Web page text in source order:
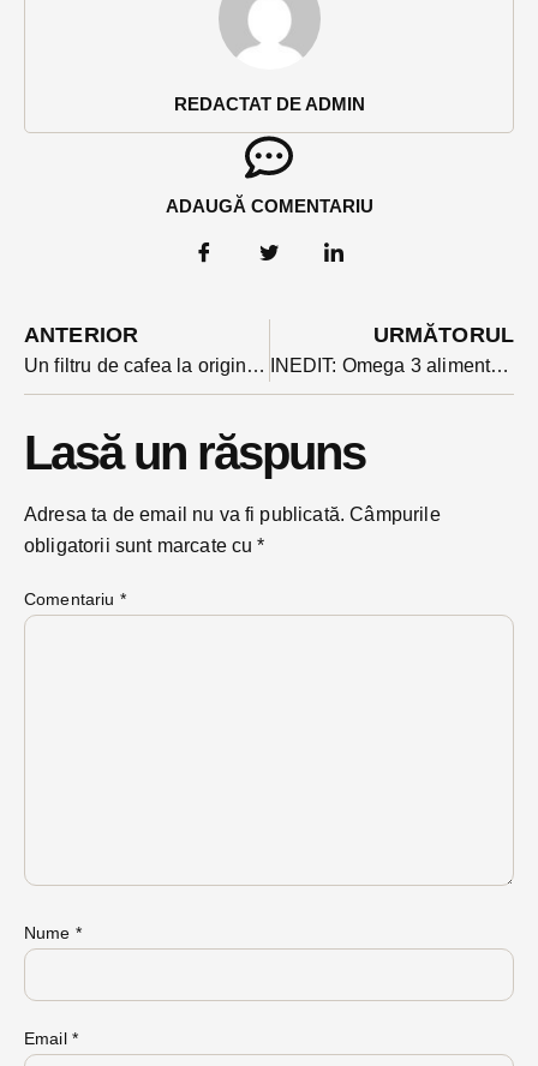
REDACTAT DE ADMIN
ADAUGĂ COMENTARIU
ANTERIOR
Un filtru de cafea la originea unui incendiu la Grădinița din Rebrișoara
URMĂTORUL
INEDIT: Omega 3 alimentar obținut din biodiesel ars. Cercetătorii de la Cluj au anunțat ieri descoperirea
Lasă un răspuns
Adresa ta de email nu va fi publicată. Câmpurile
obligatorii sunt marcate cu*
Comentariu *
Nume *
Email *